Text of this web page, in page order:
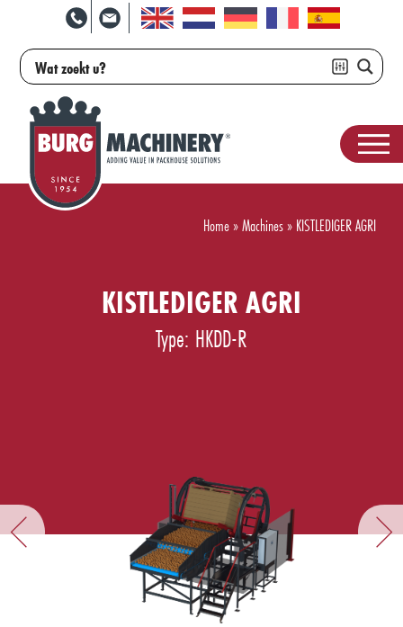
Home»Machines» KISTLEDIGER AGRI
KISTLEDIGER AGRI
Type: HKDD-R